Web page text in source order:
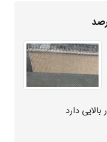
دارد